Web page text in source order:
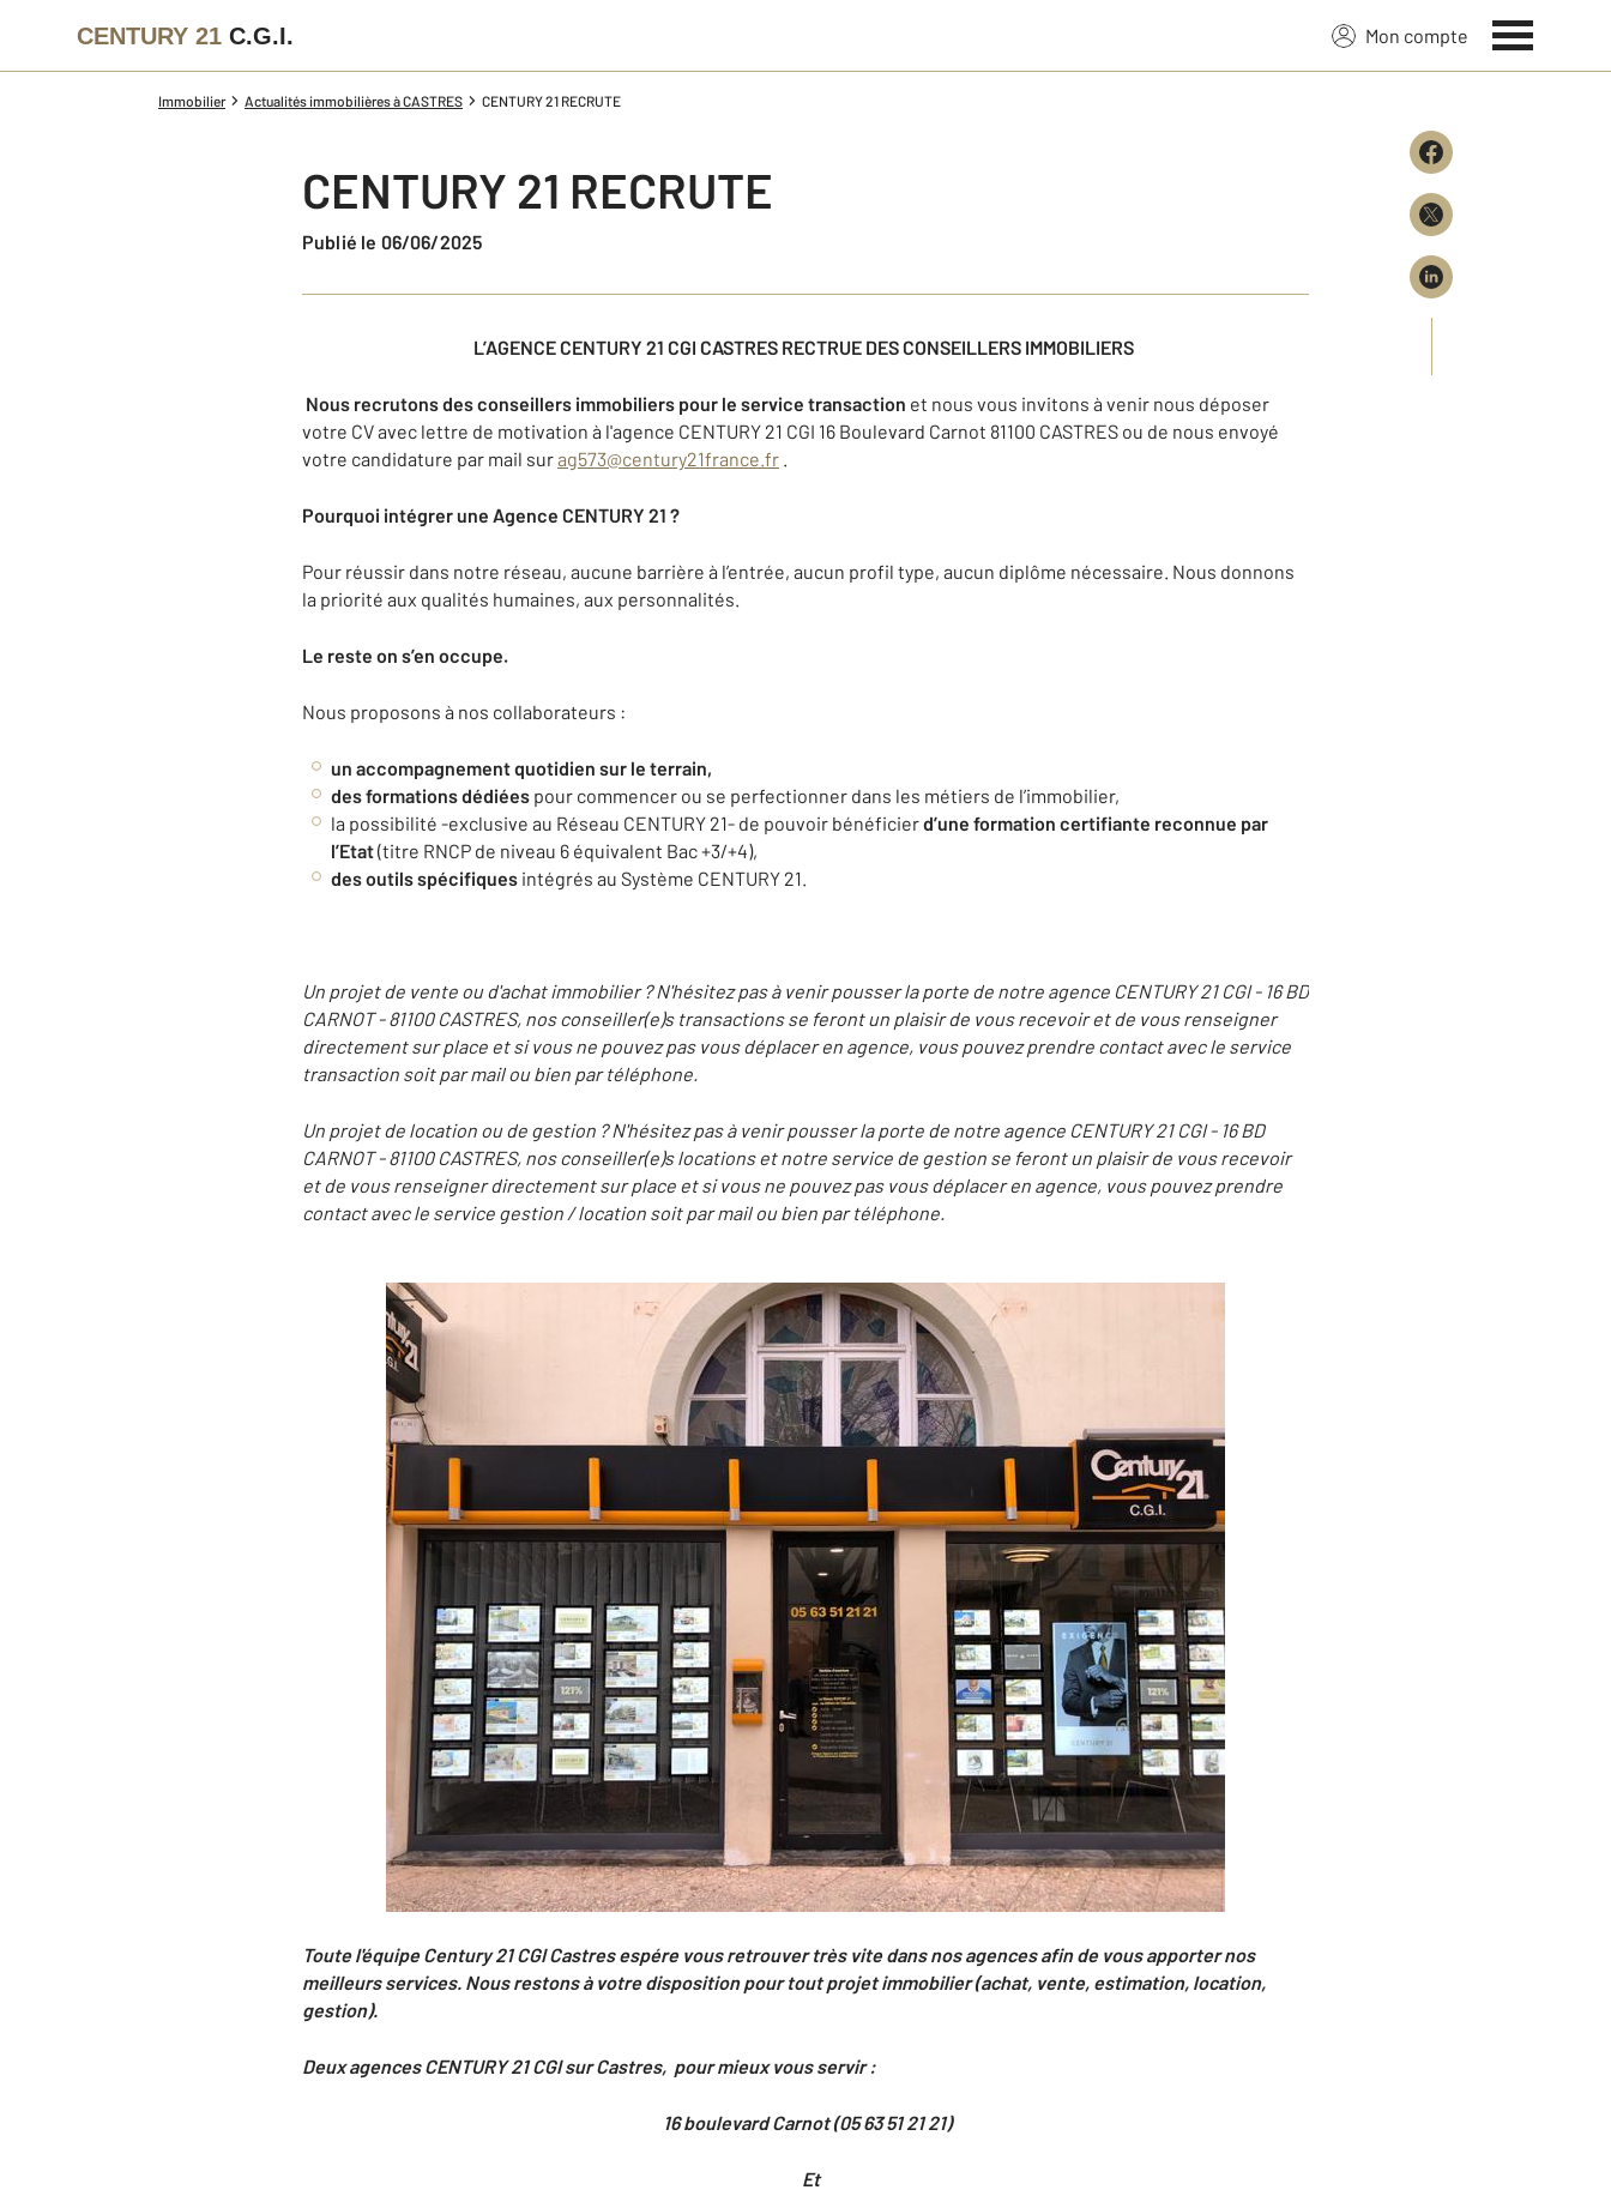
CENTURY 21 C.G.I. Mon compte
Immobilier Actualités immobilières à CASTRES CENTURY 21 RECRUTE
CENTURY 21 RECRUTE
Publié le 06/06/2025
L’AGENCE CENTURY 21 CGI CASTRES RECTRUE DES CONSEILLERS IMMOBILIERS
Nous recrutons des conseillers immobiliers pour le service transaction et nous vous invitons à venir nous déposer
votre CV avec lettre de motivation à l'agence CENTURY 21 CGI 16 Boulevard Carnot 81100 CASTRES ou de nous envoyé
votre candidature par mail surag573@century21france.fr .
Pourquoi intégrer une Agence CENTURY 21 ?
Pour réussir dans notre réseau, aucune barrière à l’entrée, aucun profil type, aucun diplôme nécessaire. Nous donnons
la priorité aux qualités humaines, aux personnalités.
Le reste on s’en occupe.
Nous proposons à nos collaborateurs :
un accompagnement quotidien sur le terrain,
des formations dédiées pour commencer ou se perfectionner dans les métiers de l’immobilier,
la possibilité -exclusive au Réseau CENTURY 21- de pouvoir bénéficierd’une formation certifiante reconnue par
l’Etat(titre RNCP de niveau 6 équivalent Bac +3/+4),
des outils spécifiques intégrés au Système CENTURY 21.
Un projet de vente ou d'achat immobilier ? N'hésitez pas à venir pousser la porte de notre agence CENTURY 21 CGI - 16 BD
CARNOT - 81100 CASTRES, nos conseiller(e)s transactions se feront un plaisir de vous recevoir et de vous renseigner
directement sur place et si vous ne pouvez pas vous déplacer en agence, vous pouvez prendre contact avec le service
transaction soit par mail ou bien par téléphone.
Un projet de location ou de gestion ? N'hésitez pas à venir pousser la porte de notre agence CENTURY 21 CGI - 16 BD
CARNOT - 81100 CASTRES, nos conseiller(e)s locations et notre service de gestion se feront un plaisir de vous recevoir
et de vous renseigner directement sur place et si vous ne pouvez pas vous déplacer en agence, vous pouvez prendre
contact avec le service gestion / location soit par mail ou bien par téléphone.
Toute l'équipe Century 21 CGI Castres espére vous retrouver très vite dans nos agences afin de vous apporter nos
meilleurs services. Nous restons à votre disposition pour tout projet immobilier (achat, vente, estimation, location,
gestion).
Deux agences CENTURY 21 CGI sur Castres, pour mieux vous servir :
16 boulevard Carnot (05 63 51 21 21)
Et